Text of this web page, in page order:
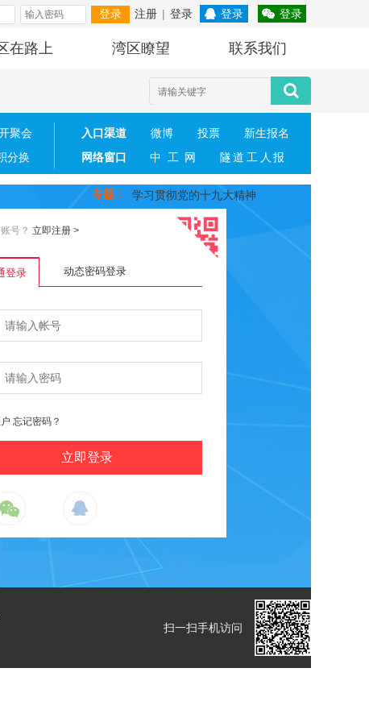
登录 注册 | 登录 登录 登录
在路上 湾区瞭望 联系我们
聚会
分换
入口渠道 微博 投票
新生报名
网络窗口
中工网 隧道工人报
专题 ： 学习贯彻党的十九大精神
号？ 立即注册 >
登录 动态密码登录
忘记密码？
扫一扫手机访问